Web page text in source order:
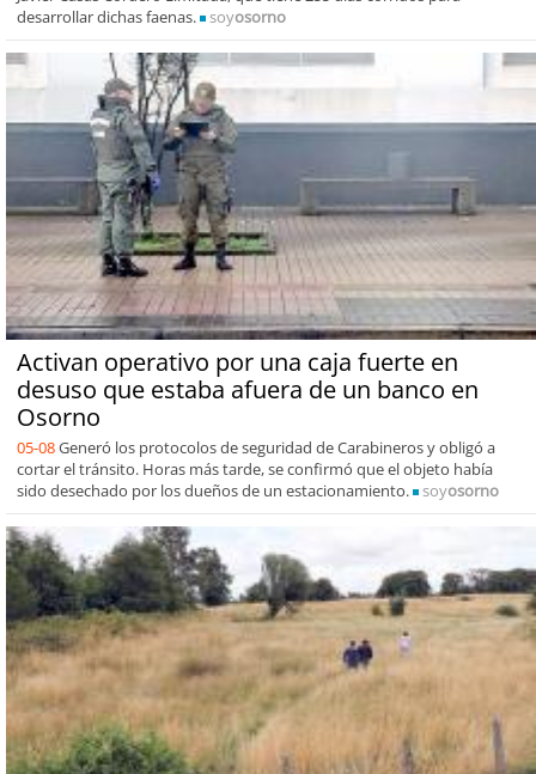
desarrollar dichas faenas.
soyosorno
Activan operativo por una caja fuerte en
desuso que estaba afuera de un banco en
Osorno
05-08Generó los protocolos de seguridad de Carabineros y obligó a
cortar el tránsito. Horas más tarde, se confirmó que el objeto había
sido desechado por los dueños de un estacionamiento.
soyosorno